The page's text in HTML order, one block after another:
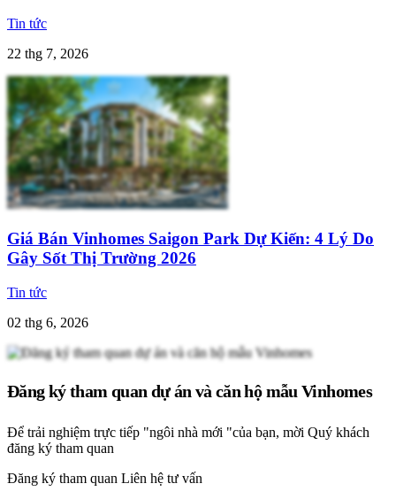
Tin tức
22 thg 7, 2026
Giá Bán Vinhomes Saigon Park Dự Kiến: 4 Lý Do
Gây Sốt Thị Trường 2026
Tin tức
02 thg 6, 2026
Đăng ký tham quan dự án và căn hộ mẫu Vinhomes
Để trải nghiệm trực tiếp "ngôi nhà mới "của bạn, mời Quý khách
đăng ký tham quan
Đăng ký tham quan Liên hệ tư vấn